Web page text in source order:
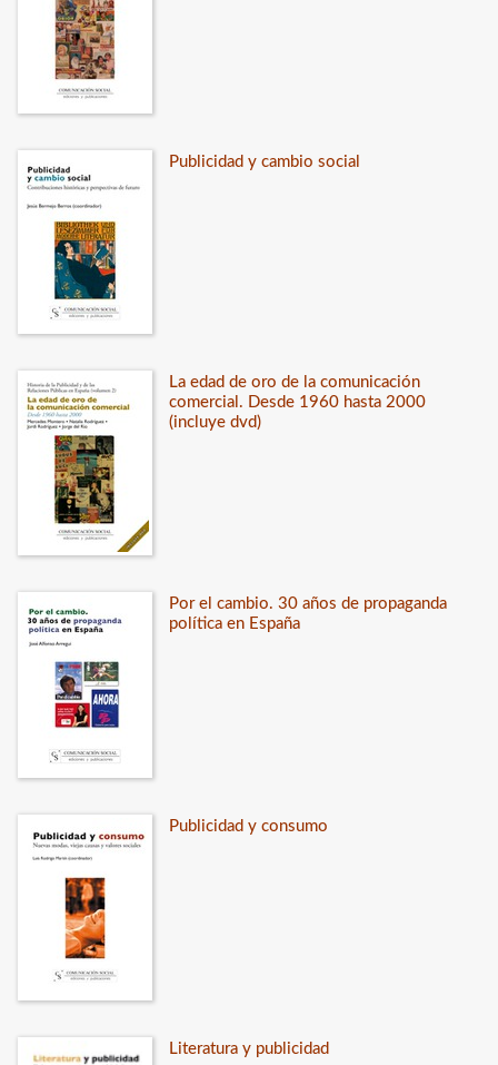
Publicidad y cambio social
La edad de oro de la comunicación
comercial. Desde 1960 hasta 2000
(incluye dvd)
Por el cambio. 30 años de propaganda
política en España
Publicidad y consumo
Literatura y publicidad